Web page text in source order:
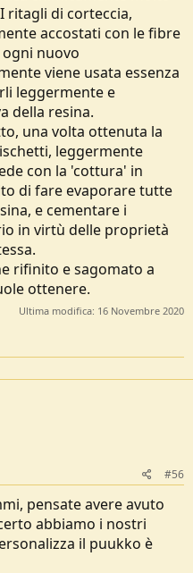
ritagli di corteccia,
accostati con le fibre
ogni nuovo
viene usata essenza
leggermente e
della resina.
una volta ottenuta la
leggermente
con la 'cottura' in
di fare evaporare tutte
e cementare i
in virtù delle proprietà
rifinito e sagomato a
ottenere.
Ultima modifica: 16 Novembre 2020
#56
pensate avere avuto
abbiamo i nostri
il puukko è